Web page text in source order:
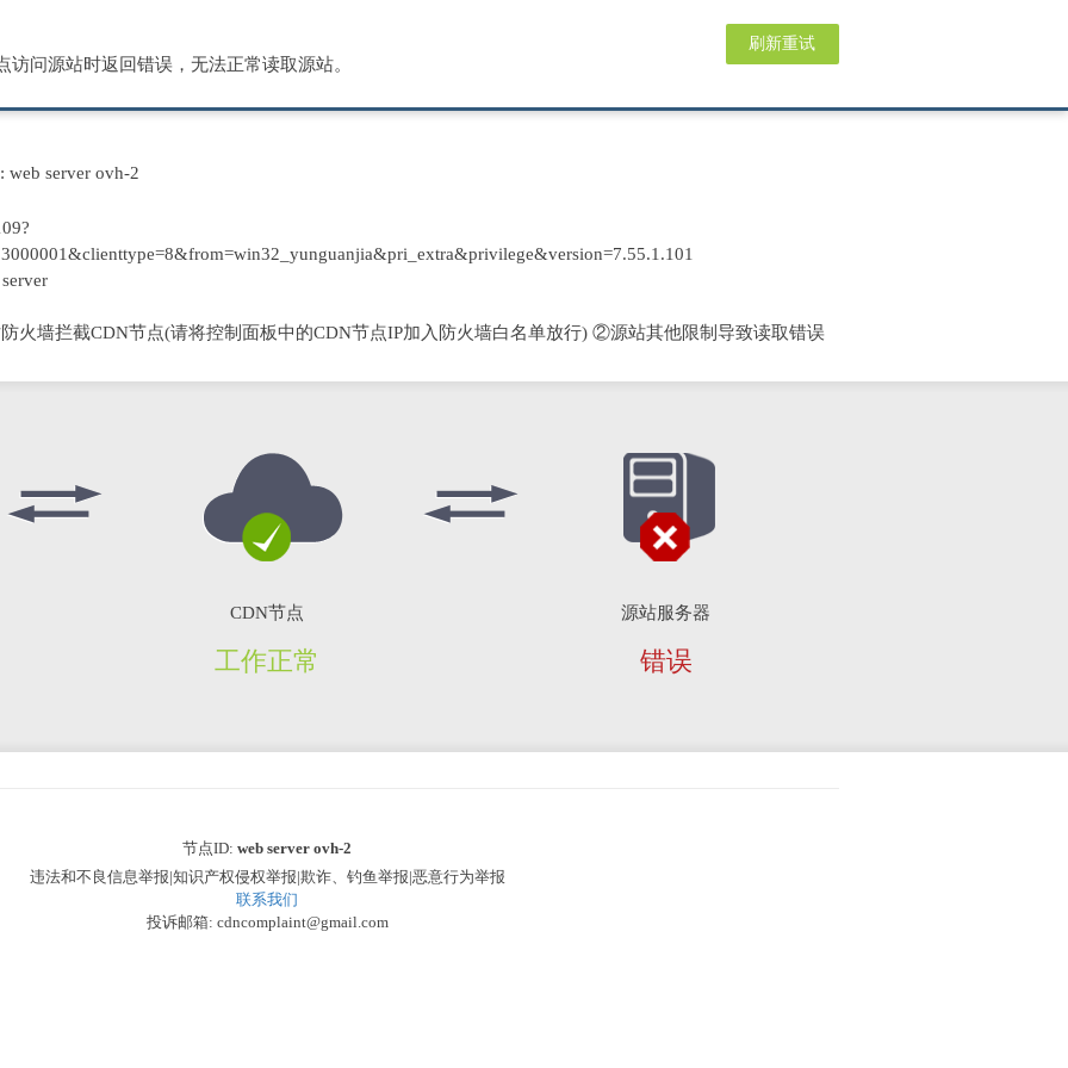
刷新重试
访问源站时返回错误，无法正常读取源站。
web server ovh-2
火墙拦截CDN节点(请将控制面板中的CDN节点IP加入防火墙白名单放行) ②源站其他限制导致读取错误
CDN节点
工作正常
源站服务器
错误
节点ID: web server ovh-2
违法和不良信息举报|知识产权侵权举报|欺诈、钓鱼举报|恶意行为举报
联系我们
投诉邮箱: cdncomplaint@gmail.com